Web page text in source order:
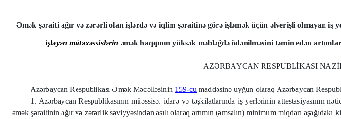
Əmək şəraiti ağır və zərərli olan işlərdə və iqlim şəraitinə görə işləmək üçün əlverişli olmayan iş
işləyən mütəxəssislərin əmək haqqının yüksək məbləğdə ödənilməsini təmin edən
AZƏRBAYCAN RESPUBLİKASI
Azərbaycan Respublikası Əmək Məcəlləsinin 159-cu maddəsinə uyğun olaraq Azərbaycan
1. Azərbaycan Respublikasının müəssisə, idarə və təşkilatlarında iş yerlərinin attestasiyasının
əmək şəraitinin ağır və zərərlik səviyyəsindən asılı olaraq artımın (əmsalın) minimum miqdarı aşağıdakı